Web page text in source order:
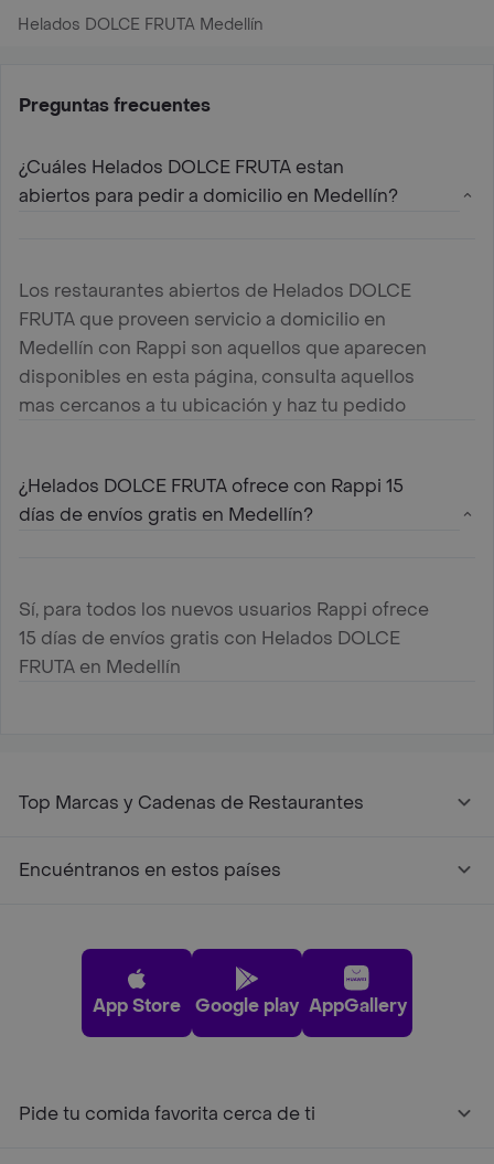
Helados DOLCE FRUTA Medellín
Preguntas frecuentes
¿Cuáles Helados DOLCE FRUTA estan
abiertos para pedir a domicilio en Medellín?
Los restaurantes abiertos de Helados DOLCE
FRUTA que proveen servicio a domicilio en
Medellín con Rappi son aquellos que aparecen
disponibles en esta página, consulta aquellos
mas cercanos a tu ubicación y haz tu pedido
¿Helados DOLCE FRUTA ofrece con Rappi 15
días de envíos gratis en Medellín?
Sí, para todos los nuevos usuarios Rappi ofrece
15 días de envíos gratis con Helados DOLCE
FRUTA en Medellín
Top Marcas y Cadenas de Restaurantes
Encuéntranos en estos países
App Store Google play AppGallery
Pide tu comida favorita cerca de ti